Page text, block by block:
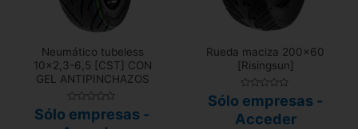
Neumático tubeless
10×2,3-6,5 [CST] CON
GEL ANTIPINCHAZOS
con
0
Sólo empresas -
Rueda maciza 200×60
[Risingsun]
con
0
de
Sólo empresas -
Acceder